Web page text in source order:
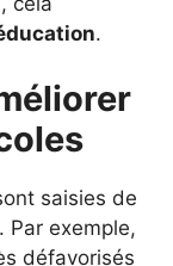
.
saisies de
Par exemple,
défavorisés